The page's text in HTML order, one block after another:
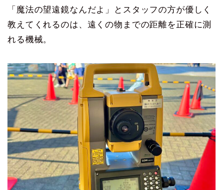
「魔法の望遠鏡なんだよ」とスタッフの方が優しく
教えてくれるのは、遠くの物までの距離を正確に測
れる機械。